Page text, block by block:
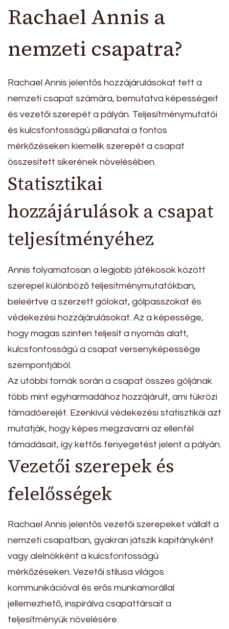
Rachael Annis a
nemzeti csapatra?
Rachael Annis jelentős hozzájárulásokat tett a
nemzeti csapat számára, bemutatva képességeit
és vezetői szerepét a pályán. Teljesítménymutatói
és kulcsfontosságú pillanatai a fontos
mérkőzéseken kiemelik szerepét a csapat
összesített sikerének növelésében.
Statisztikai
hozzájárulások a csapat
teljesítményéhez
Annis folyamatosan a legjobb játékosok között
szerepel különböző teljesítménymutatókban,
beleértve a szerzett gólokat, gólpasszokat és
védekezési hozzájárulásokat. Az a képessége,
hogy magas szinten teljesít a nyomás alatt,
kulcsfontosságú a csapat versenyképessége
szempontjából.
Az utóbbi tornák során a csapat összes góljának
több mint egyharmadához hozzájárult, ami tükrözi
támadóerejét. Ezenkívül védekezési statisztikái azt
mutatják, hogy képes megzavarni az ellenfél
támadásait, így kettős fenyegetést jelent a pályán.
Vezetői szerepek és
felelősségek
Rachael Annis jelentős vezetői szerepeket vállalt a
nemzeti csapatban, gyakran játszik kapitányként
vagy alelnökként a kulcsfontosságú
mérkőzéseken. Vezetői stílusa világos
kommunikációval és erős munkamorállal
jellemezhető, inspirálva csapattársait a
teljesítményük növelésére.